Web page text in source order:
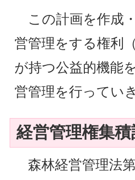
この計画を作成
営管理をする権利
が持つ公益的機能
営管理を行ってい
経営管理権集
森林経営管理法